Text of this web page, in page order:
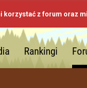
korzystać z forum oraz
Rankingi